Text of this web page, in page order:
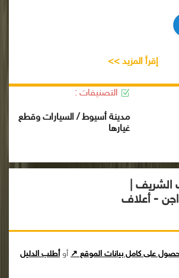
إقرأ المزيد >>
التصنيفات :
مدينة أسيوط / السيارات وقطع
غيارها
الشريف |
- أعلاف
على كامل بيانات الموقع ↗ أوأطلب الدليل